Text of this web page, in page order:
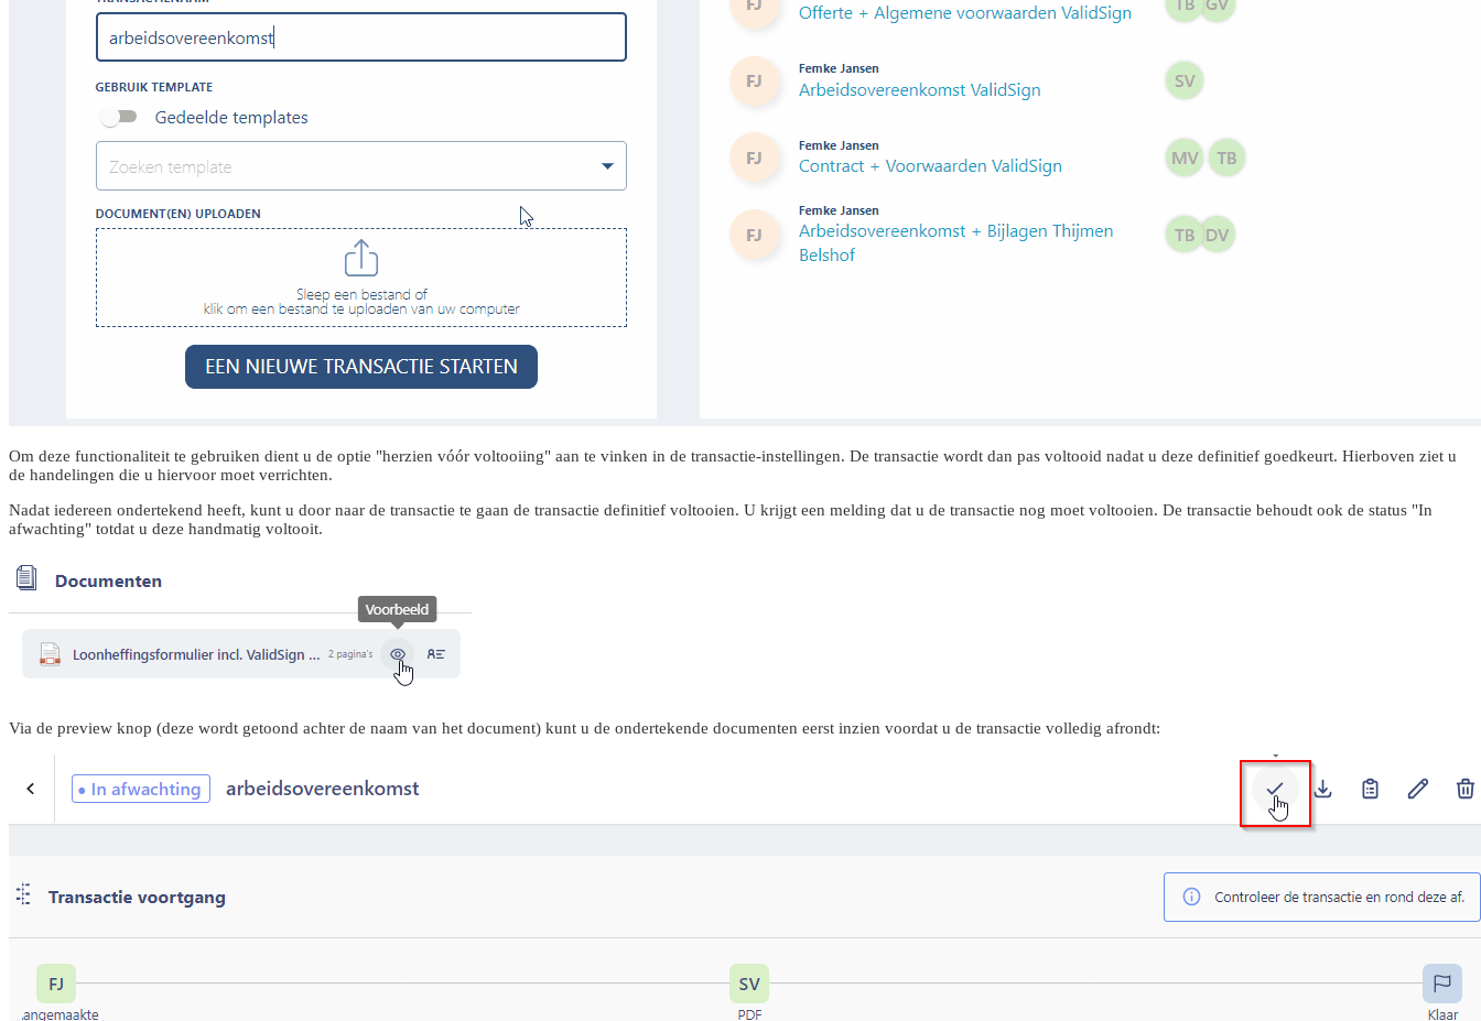
Om deze functionaliteit te gebruiken dient u de optie "herzien vóór voltooiing" aan te vinken in de transactie-instellingen. De transactie wordt dan pas voltooid nadat u deze definitief goedkeurt. Hierboven ziet u
de handelingen die u hiervoor moet verrichten.
Nadat iedereen ondertekend heeft, kunt u door naar de transactie te gaan de transactie definitief voltooien. U krijgt een melding dat u de transactie nog moet voltooien. De transactie behoudt ook de status "In
afwachting" totdat u deze handmatig voltooit.
Via de preview knop (deze wordt getoond achter de naam van het document) kunt u de ondertekende documenten eerst inzien voordat u de transactie volledig afrondt: